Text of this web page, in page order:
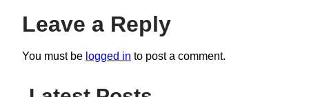
Leave a Reply
You must be logged in to post a comment.